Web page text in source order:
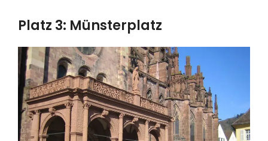
Platz 3: Münsterplatz